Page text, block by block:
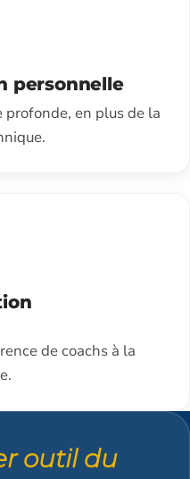
personnelle
en plus de la
de coachs à la
outil du